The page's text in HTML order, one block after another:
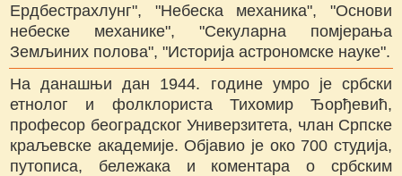
Ердбестрахлунг", "Небеска механика", "Основи
небеске механике", "Секуларна помјерања
Земљиних полова", "Историја астрономске науке".
На данашњи дан 1944. године умро је србски
етнолог и фолклориста Тихомир Ђорђевић,
професор београдског Универзитета, члан Српске
краљевске академије. Објавио је око 700 студија,
путописа, бележака и коментара о србским